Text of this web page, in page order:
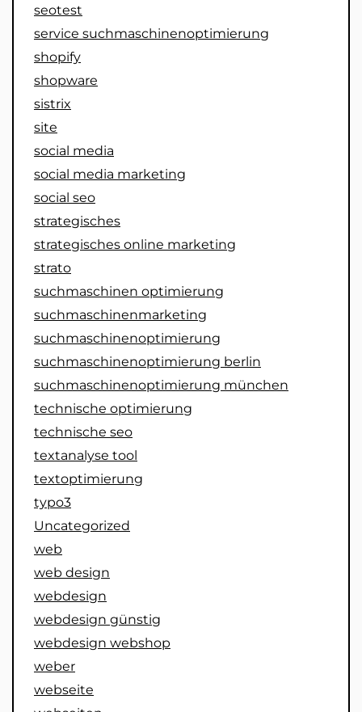
seotest
service suchmaschinenoptimierung
shopify
shopware
sistrix
site
social media
social media marketing
social seo
strategisches
strategisches online marketing
strato
suchmaschinen optimierung
suchmaschinenmarketing
suchmaschinenoptimierung
suchmaschinenoptimierung berlin
suchmaschinenoptimierung münchen
technische optimierung
technische seo
textanalyse tool
textoptimierung
typo3
Uncategorized
web
web design
webdesign
webdesign günstig
webdesign webshop
weber
webseite